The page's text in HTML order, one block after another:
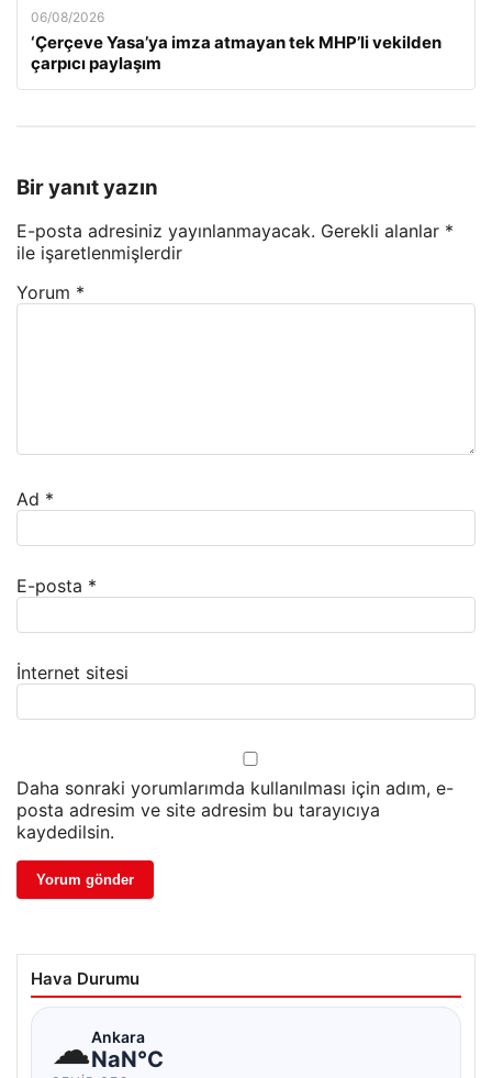
06/08/2026
‘Çerçeve Yasa’ya imza atmayan tek MHP’li vekilden
çarpıcı paylaşım
Bir yanıt yazın
E-posta adresiniz yayınlanmayacak. Gerekli alanlar *
ile işaretlenmişlerdir
Yorum *
Ad *
E-posta *
İnternet sitesi
Daha sonraki yorumlarımda kullanılması için adım, e-
posta adresim ve site adresim bu tarayıcıya
kaydedilsin.
Hava Durumu
☁Ankara
NaN°C